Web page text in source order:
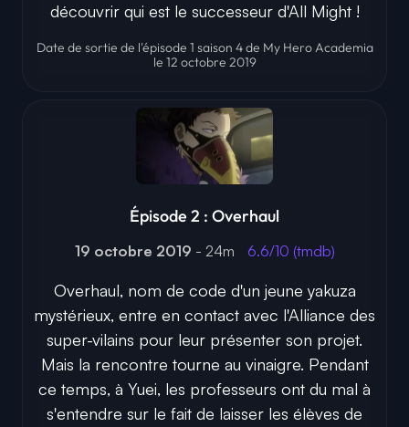
découvrir qui est le successeur d'All Might !
Date de sortie de l'épisode 1 saison 4 de My Hero Academia
le 12 octobre 2019
Épisode 2 : Overhaul
19 octobre 2019 - 24m 6.6/10 (tmdb)
Overhaul, nom de code d'un jeune yakuza
mystérieux, entre en contact avec l'Alliance des
super-vilains pour leur présenter son projet.
Mais la rencontre tourne au vinaigre. Pendant
ce temps, à Yuei, les professeurs ont du mal à
s'entendre sur le fait de laisser les élèves de